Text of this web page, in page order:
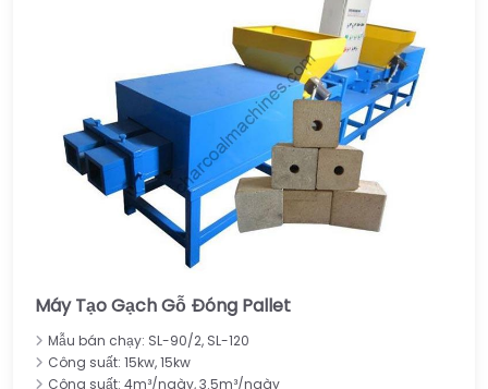
Máy Tạo Gạch Gỗ Đóng Pallet
Mẫu bán chạy: SL-90/2, SL-120
Công suất: 15kw, 15kw
Công suất: 4m³/ngày, 3.5m³/ngày